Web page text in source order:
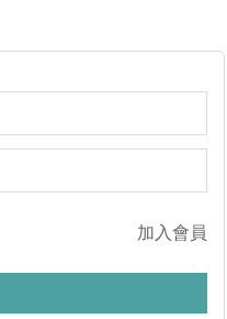
加入會員